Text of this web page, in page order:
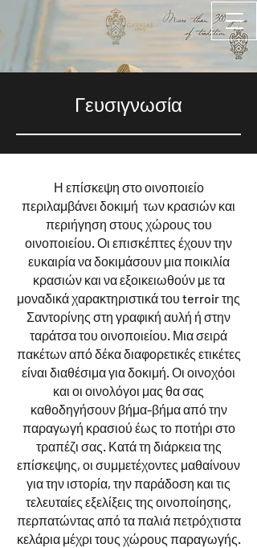
Γευσιγνωσία
Η επίσκεψη στο οινοποιείο
περιλαμβάνει δοκιμή των κρασιών και
περιήγηση στους χώρους του
οινοποιείου. Οι επισκέπτες έχουν την
ευκαιρία να δοκιμάσουν μια ποικιλία
κρασιών και να εξοικειωθούν με τα
μοναδικά χαρακτηριστικά του terroir της
Σαντορίνης στη γραφική αυλή ή στην
ταράτσα του οινοποιείου. Μια σειρά
πακέτων από δέκα διαφορετικές ετικέτες
είναι διαθέσιμα για δοκιμή. Οι οινοχόοι
και οι οινολόγοι μας θα σας
καθοδηγήσουν βήμα-βήμα από την
παραγωγή κρασιού έως το ποτήρι στο
τραπέζι σας. Κατά τη διάρκεια της
επίσκεψης, οι συμμετέχοντες μαθαίνουν
για την ιστορία, την παράδοση και τις
τελευταίες εξελίξεις της οινοποίησης,
περπατώντας από τα παλιά πετρόχτιστα
κελάρια μέχρι τους χώρους παραγωγής.